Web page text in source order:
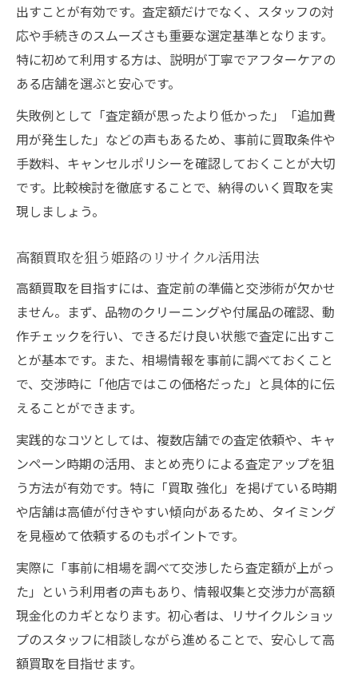
出すことが有効です。査定額だけでなく、スタッフの対
応や手続きのスムーズさも重要な選定基準となります。
特に初めて利用する方は、説明が丁寧でアフターケアの
ある店舗を選ぶと安心です。
失敗例として「査定額が思ったより低かった」「追加費
用が発生した」などの声もあるため、事前に買取条件や
手数料、キャンセルポリシーを確認しておくことが大切
です。比較検討を徹底することで、納得のいく買取を実
現しましょう。
高額買取を狙う姫路のリサイクル活用法
高額買取を目指すには、査定前の準備と交渉術が欠かせ
ません。まず、品物のクリーニングや付属品の確認、動
作チェックを行い、できるだけ良い状態で査定に出すこ
とが基本です。また、相場情報を事前に調べておくこと
で、交渉時に「他店ではこの価格だった」と具体的に伝
えることができます。
実践的なコツとしては、複数店舗での査定依頼や、キャ
ンペーン時期の活用、まとめ売りによる査定アップを狙
う方法が有効です。特に「買取 強化」を掲げている時期
や店舗は高値が付きやすい傾向があるため、タイミング
を見極めて依頼するのもポイントです。
実際に「事前に相場を調べて交渉したら査定額が上がっ
た」という利用者の声もあり、情報収集と交渉力が高額
現金化のカギとなります。初心者は、リサイクルショッ
プのスタッフに相談しながら進めることで、安心して高
額買取を目指せます。